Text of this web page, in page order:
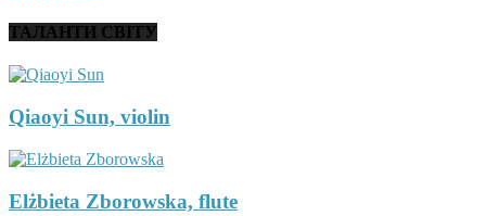
ТАЛАНТИ СВІТУ
Qiaoyi Sun, violin
Elżbieta Zborowska, flute